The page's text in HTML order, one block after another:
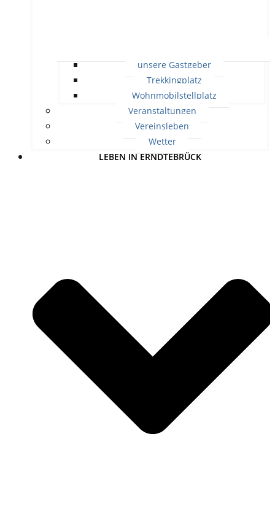
unsere Gastgeber
Trekkingplatz
Wohnmobilstellplatz
Veranstaltungen
Vereinsleben
Wetter
LEBEN IN ERNDTEBRÜCK